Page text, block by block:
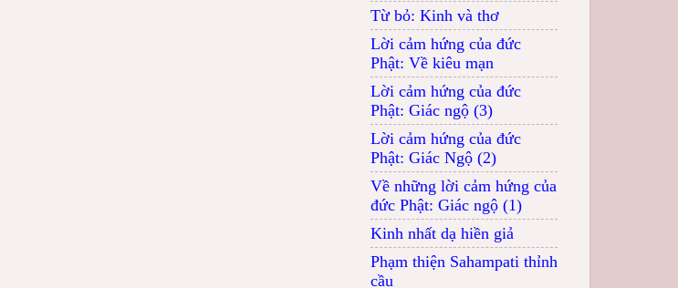
Từ bỏ: Kinh và thơ
Lời cảm hứng của đức
Phật: Về kiêu mạn
Lời cảm hứng của đức
Phật: Giác ngộ (3)
Lời cảm hứng của đức
Phật: Giác Ngộ (2)
Về những lời cảm hứng của
đức Phật: Giác ngộ (1)
Kinh nhất dạ hiền giả
Phạm thiện Sahampati thỉnh
cầu